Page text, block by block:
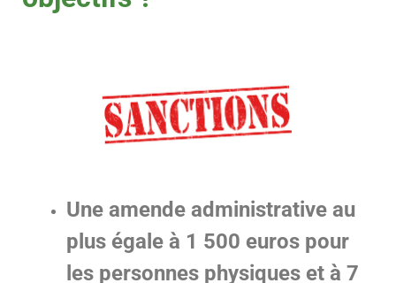
Une amende administrative au
plus égale à 1 500 euros pour
les personnes physiques et à 7